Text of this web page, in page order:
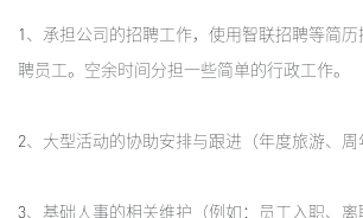
1、承担公司的招聘工作，使用智联招聘等简
聘员工。空余时间分担一些简单的行政工作。
2、大型活动的协助安排与跟进（年度旅游、周
3、基础人事的相关维护（例如：员工入职、离